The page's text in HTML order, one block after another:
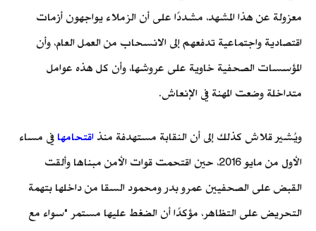
معزولة عن هذا المشهد، مشددًا على أن الزملاء يواجهون أزمات
اقتصادية واجتماعية تدفعهم إلى الانسحاب من العمل العام، وأن
المؤسسات الصحفية خاوية على عروشها، وأن كل هذه عوامل
متداخلة وضعت المهنة في الإنعاش.
ويُشير قلاش كذلك إلى أن النقابة مستهدفة منذ اقتحامها في مساء
الأول من مايو 2016، حين اقتحمت قوات الأمن مبناها وألقت
القبض على الصحفيين عمرو بدر ومحمود السقا من داخلها بتهمة
التحريض على التظاهر، مؤكدًا أن الضغط عليها مستمر "سواء مع